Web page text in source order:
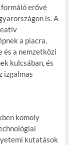
erővé
is. A
a piacra,
és a nemzetközi
kulcsában, és
izgalmas
komoly
kutatások